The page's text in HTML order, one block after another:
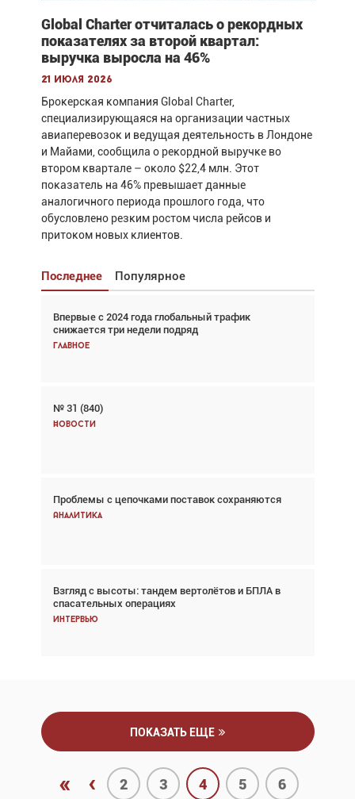
Global Charter отчиталась о рекордных
показателях за второй квартал:
выручка выросла на 46%
21 июля 2026
Брокерская компания Global Charter,
специализирующаяся на организации частных
авиаперевозок и ведущая деятельность в Лондоне
и Майами, сообщила о рекордной выручке во
втором квартале – около $22,4 млн. Этот
показатель на 46% превышает данные
аналогичного периода прошлого года, что
обусловлено резким ростом числа рейсов и
притоком новых клиентов.
Последнее Популярное
Впервые с 2024 года глобальный трафик
снижается три недели подряд
Главное
№ 31 (840)
Новости
Проблемы с цепочками поставок сохраняются
Аналитика
Взгляд с высоты: тандем вертолётов и БПЛА в
спасательных операциях
Интервью
Взгляд с высоты: тандем вертолётов и БПЛА в
спасательных операциях
Главное
Авиационный фотограф Дэйв Кох: «Фотография
говорит сама за себя... а ИИ всё портит»
Впервые с 2024 года глобальный трафик
снижается три недели подряд
Частный самолёт – это актив. Подходите к
покупке соответствующим образом
Интервью
ПОКАЗАТЬ ЕЩЕ
« ‹ 2 3 4 5 6